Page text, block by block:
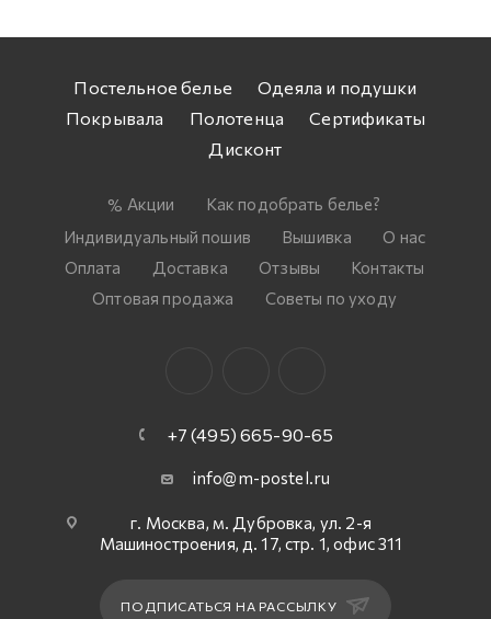
Постельное белье
Одеяла и подушки
Покрывала
Полотенца
Сертификаты
Дисконт
Акции
Как подобрать белье?
Индивидуальный пошив
Вышивка
О нас
Оплата
Доставка Отзывы
Контакты
Оптовая продажа
Советы по уходу
+7 (495) 665-90-65
info@m-postel.ru
г. Москва, м. Дубровка, ул. 2-я
Машиностроения, д. 17, стр. 1, офис 311
ПОДПИСАТЬСЯ НА РАССЫЛКУ